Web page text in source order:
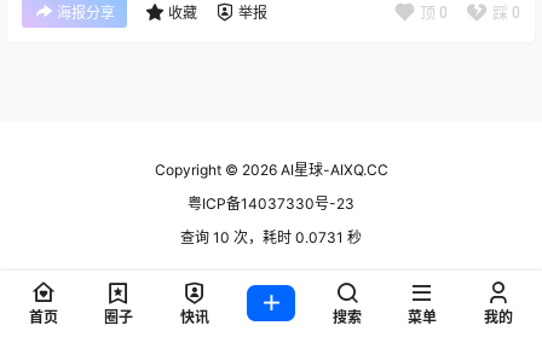
海报分享 收藏 举报 顶 0 踩 0
Copyright © 2026AI星球-AIXQ.CC
粤ICP备14037330号-23
查询 10 次，耗时 0.0731 秒
首页 圈子 快讯 搜索 菜单 我的